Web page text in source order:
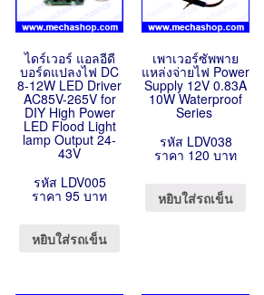
ไดร์เวอร์ แอลอีดี
บอร์ดแปลงไฟ DC
8-12W LED Driver
AC85V-265V for
DIY High Power
LED Flood Light
lamp Output 24-
43V
รหัส LDV005
ราคา 95 บาท
หยิบใส่รถเข็น
เพาเวอร์ซัพพาย
แหล่งจ่ายไฟ Power
Supply 12V 0.83A
10W Waterproof
Series
รหัส LDV038
ราคา 120 บาท
หยิบใส่รถเข็น